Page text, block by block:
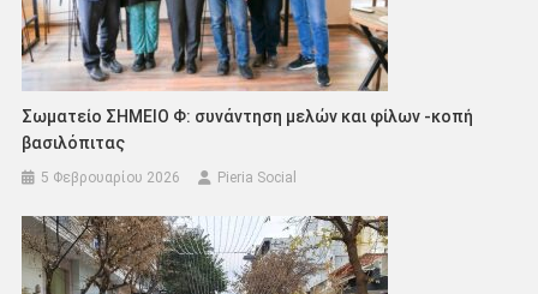
Σωματείο ΣΗΜΕΙΟ Φ: συνάντηση μελών και φίλων -κοπή
βασιλόπιτας
5 Φεβρουαρίου 2026 Pieria Social